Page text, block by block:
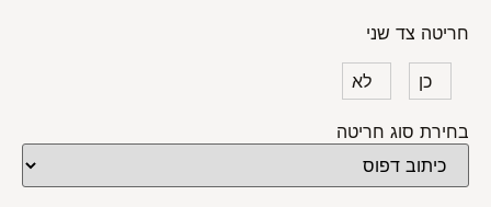
חריטה צד שני
כן לא
בחירת סוג חריטה